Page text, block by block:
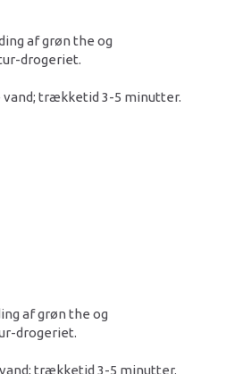
af grøn the og
drogeriet.
vand; trækketid 3-5 minutter.
af grøn the og
drogeriet.
trækketid 3-5 minutter.